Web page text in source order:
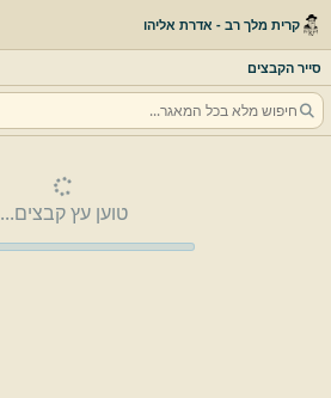
קרית מלך רב - אדרת אליהו
סייר הקבצים
טוען עץ קבצים...